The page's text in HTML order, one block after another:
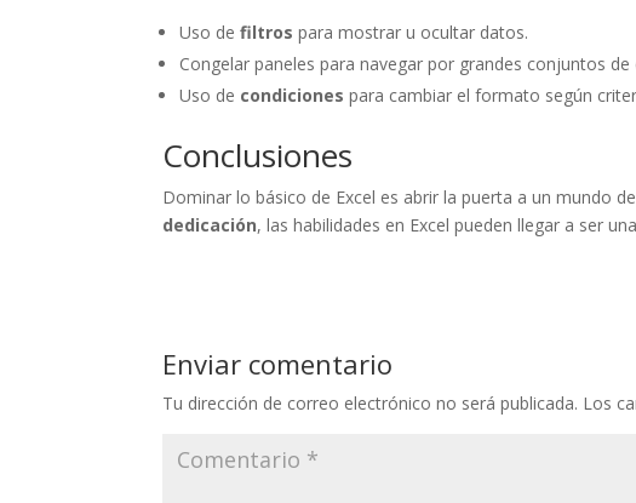
Uso defiltros para mostrar u ocultar datos.
Congelar paneles para navegar por grandes conjuntos de
Uso de condiciones para cambiar el formato según
Conclusiones
Dominar lo básico de Excel es abrir la puerta a un mundo
dedicación, las habilidades en Excel pueden llegar a ser
Enviar comentario
Tu dirección de correo electrónico no será publicada. Los